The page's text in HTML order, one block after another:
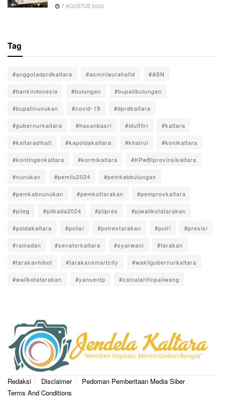
7 AGUSTUS 2026
Tag
#anggotadprdkaltara #asminlaurahafid #ASN
#bankindonesia #bulungan #bupatibulungan
#bupatinunukan #covid-19 #dprdkaltara
#gubernurkaltara #hasanbasri #idulfitri #kaltara
#kaltaradihati #kapoldakaltara #khairul #konikaltara
#kontingenkaltara #kormikaltara #KPwBIprovinsikaltara
#nunukan #pemilu2024 #pemkabbulungan
#pemkabnunukan #pemkottarakan #pemprovkaltara
#pileg #pilkada2024 #pilpres #pjwalikotatarakan
#poldakaltara #polisi #polrestarakan #polri #presisi
#ramadan #senatorkaltara #syarwani #tarakan
#tarakanhibot #tarakansmartcity #wakilgubernurkaltara
#walikotatarakan #yansentp #zainalarifinpaliwang
Redaksi Disclaimer
Pedoman Pemberitaan Media Siber
Terms And Conditions